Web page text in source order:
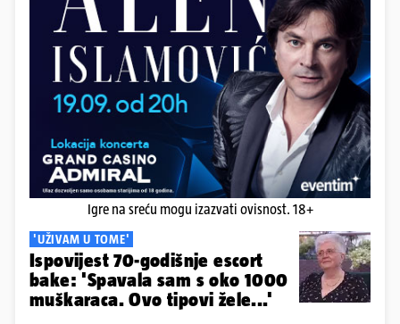
Igre na sreću mogu izazvati ovisnost. 18+
'UŽIVAM U TOME'
Ispovijest 70-godišnje escort
bake: 'Spavala sam s oko 1000
muškaraca. Ovo tipovi žele...'